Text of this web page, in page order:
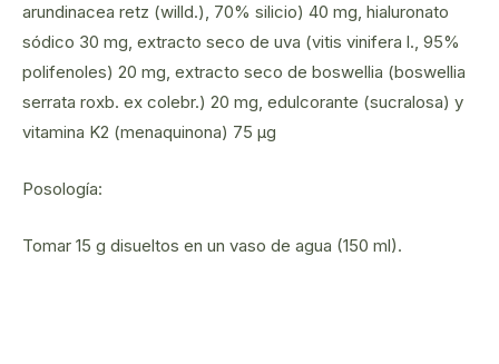
arundinacea retz (willd.), 70% silicio) 40 mg, hialuronato
sódico 30 mg, extracto seco de uva (vitis vinifera l., 95%
polifenoles) 20 mg, extracto seco de boswellia (boswellia
serrata roxb. ex colebr.) 20 mg, edulcorante (sucralosa) y
vitamina K2 (menaquinona) 75 μg
Posología:
Tomar 15 g disueltos en un vaso de agua (150 ml).